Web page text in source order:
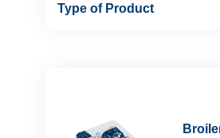
Type of Product